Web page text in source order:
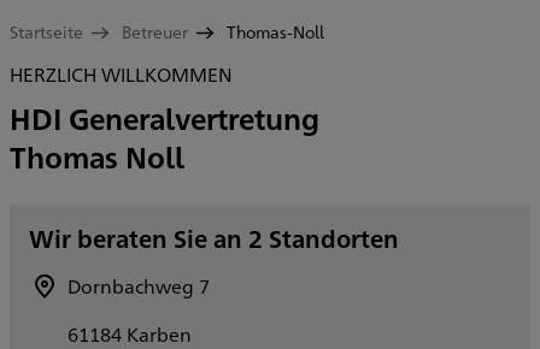
Startseite Betreuer Thomas-Noll
HERZLICH WILLKOMMEN
HDI Generalvertretung
Thomas Noll
Wir beraten Sie an 2 Standorten
Dornbachweg 7
61184 Karben